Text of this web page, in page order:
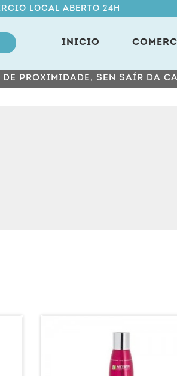
LOCAL ABERTO 24H
INICIO
DE PROXIMIDADE, SEN SAÍR DA